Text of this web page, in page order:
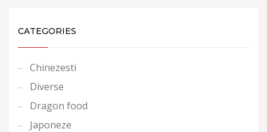
CATEGORIES
Chinezesti
Diverse
Dragon food
Japoneze